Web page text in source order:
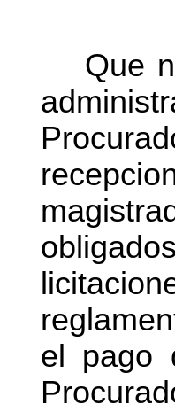
Que
el pago